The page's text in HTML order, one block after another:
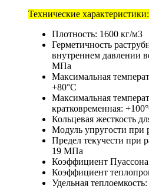
Технические характеристики:
Плотность: 1600 кг/м3
Герметичность
внутреннем давлении
МПа
Максимальная
+80°С
Максимальная
кратковременная:
Кольцевая жесткость
Модуль упругости
Предел текучести при
19 МПа
Коэффициент
Коэффициент
Удельная